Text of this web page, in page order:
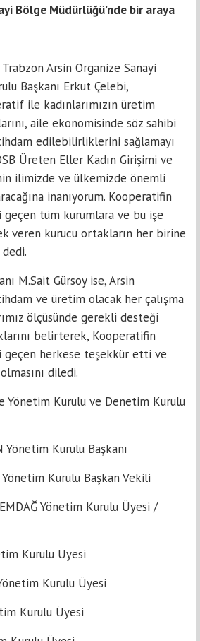
Bölge Müdürlüğü’nde bir araya
Arsin Organize Sanayi
Başkanı Erkut Çelebi,
ile kadınlarımızın üretim
aile ekonomisinde söz sahibi
edilebilirliklerini sağlamayı
Üreten Eller Kadın Girişimi ve
ilimizde ve ülkemizde önemli
inanıyorum. Kooperatifin
geçen tüm kurumlara ve bu işe
veren kurucu ortakların her birine
M.Sait Gürsoy ise, Arsin
ve üretim olacak her çalışma
ölçüsünde gerekli desteği
belirterek, Kooperatifin
geçen herkese teşekkür etti ve
diledi.
Yönetim Kurulu ve Denetim Kurulu
Yönetim Kurulu Başkanı
Yönetim Kurulu Başkan Vekili
Yönetim Kurulu Üyesi /
Kurulu Üyesi
Kurulu Üyesi
Kurulu Üyesi